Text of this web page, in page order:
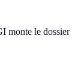
monte le dossier